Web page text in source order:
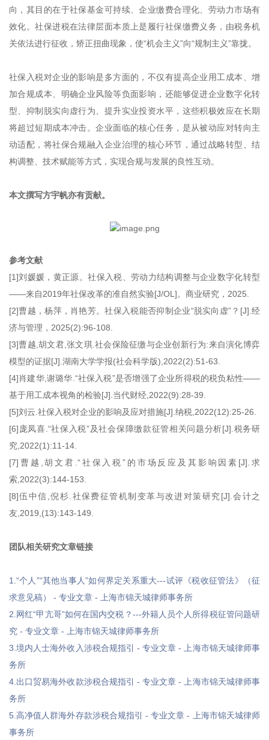
向，其目的在于社保基金可持续、企业缴费合理化、劳动力市场有
效化。社保进税在法律层面本质上是履行社保缴费义务，由税务机
关依法进行征收，矫正扭曲现象，使“机会主义”向“规制主义”靠拢。
社保入税对企业的影响是多方面的，不仅有提高企业用工成本、增
加合规成本、明确企业风险等负面影响，还能够促进企业数字化转
型、抑制脱实向虚行为、提升实业投资水平，这些积极效应在长期
将超过短期成本冲击。企业面临的核心任务，是从被动应对转向主
动适配，将社保合规融入企业治理的核心环节，通过战略转型、结
构调整、技术赋能等方式，实现合规与发展的良性互动。
本文撰写方宇帆亦有贡献。
参考文献
[1]刘媛媛，黄正源。社保入税、劳动力结构调整与企业数字化转型
——来自2019年社保改革的准自然实验[J/OL]。商业研究，2025.
[2]曹越，杨萍，肖艳芳。社保入税能否抑制企业“脱实向虚”？[J].经
济与管理，2025(2):96-108.
[3]曹越,胡文君,张文琪.社会保险征缴与企业创新行为:来自演化博弈
模型的证据[J].湖南大学学报(社会科学版),2022(2):51-63.
[4]肖建华,谢璐华.“社保入税”是否增强了企业所得税的税负粘性——
基于用工成本视角的检验[J].当代财经,2022(9):28-39.
[5]刘云.社保入税对企业的影响及应对措施[J].纳税,2022(12):25-26.
[6]庞凤喜.“社保入税”及社会保障缴款征管相关问题分析[J].税务研
究,2022(1):11-14.
[7]曹越,胡文君.“社保入税”的市场反应及其影响因素[J].求
索,2022(3):144-153.
[8]伍中信,倪杉.社保费征管机制变革与改进对策研究[J].会计之
友,2019,(13):143-149.
团队相关研究文章链接
1.“个人”“其他当事人”如何界定关系重大---试评《税收征管法》（征
求意见稿） - 专业文章 - 上海市锦天城律师事务所
2.网红“甲亢哥”如何在国内交税？---外籍人员个人所得税征管问题研
究 - 专业文章 - 上海市锦天城律师事务所
3.境内人士海外收入涉税合规指引 - 专业文章 - 上海市锦天城律师事
务所
4.出口贸易海外收款涉税合规指引 - 专业文章 - 上海市锦天城律师事
务所
5.高净值人群海外存款涉税合规指引 - 专业文章 - 上海市锦天城律师
事务所